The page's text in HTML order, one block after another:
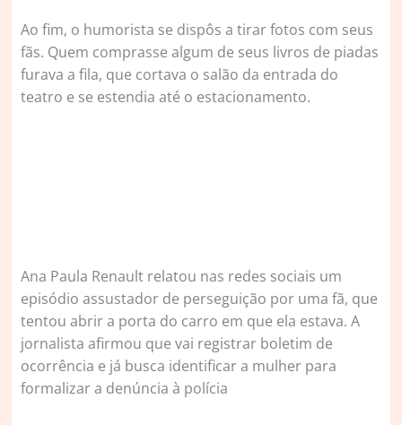
Ao fim, o humorista se dispôs a tirar fotos com seus
fãs. Quem comprasse algum de seus livros de piadas
furava a fila, que cortava o salão da entrada do
teatro e se estendia até o estacionamento.
Ana Paula Renault relatou nas redes sociais um
episódio assustador de perseguição por uma fã, que
tentou abrir a porta do carro em que ela estava. A
jornalista afirmou que vai registrar boletim de
ocorrência e já busca identificar a mulher para
formalizar a denúncia à polícia